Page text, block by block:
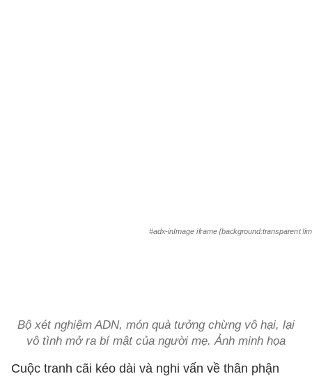
#adx-inImage iframe {background:transparent
Bộ xét nghiệm ADN, món quà tưởng chừng vô hại, lại
vô tình mở ra bí mật của người mẹ. Ảnh minh họa
Cuộc tranh cãi kéo dài và nghi vấn về thân phận